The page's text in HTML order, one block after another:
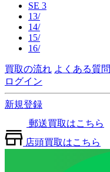
SE 3
13/
14/
15/
16/
買取の流れ よくある質問
ログイン
新規登録
郵送買取はこちら
店頭買取はこちら